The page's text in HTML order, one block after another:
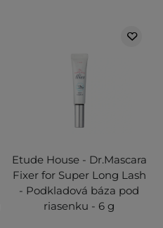
Etude House - Dr.Mascara
Fixer for Super Long Lash
- Podkladová báza pod
riasenku - 6 g